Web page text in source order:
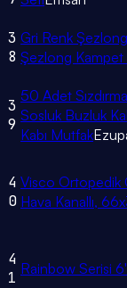
3
8
Gri Renk
Şezlong Kampet
3
9
50 Adet
Sosluk Buzluk
Kabı Mutfak
4
0
Visco Ortopedik
Hava Kanallı,
4
1 Rainbow Serisi